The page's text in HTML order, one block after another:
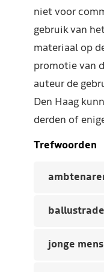
niet voor
gebruik van
materiaal op
promotie van
auteur de
Den Haag
derden of
Trefwoorden
ballustrade
jonge